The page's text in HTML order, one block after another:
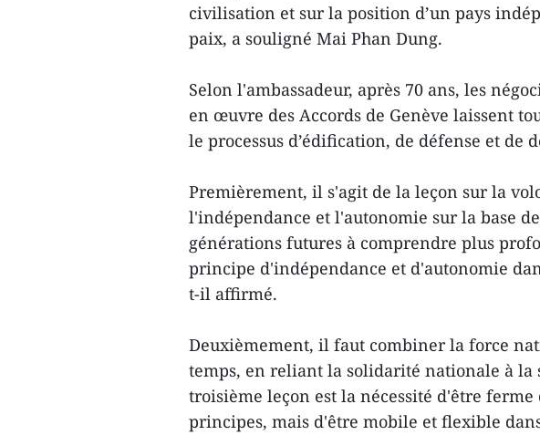
civilisation et sur la position d’un pays
paix, a souligné Mai Phan Dung.
Selon l'ambassadeur, après 70 ans, les
en œuvre des Accords de Genève laissent
le processus d’édification, de défense et de
Premièrement, il s'agit de la leçon sur la
l'indépendance et l'autonomie sur la base
générations futures à comprendre plus
principe d'indépendance et d'autonomie
t-il affirmé.
Deuxièmement, il faut combiner la force
temps, en reliant la solidarité nationale à
troisième leçon est la nécessité d'être ferme
principes, mais d'être mobile et flexible